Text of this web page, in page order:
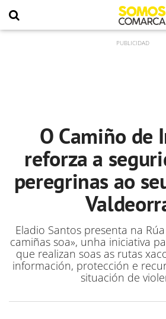
O Camiño de
reforza a
peregrinas ao
Eladio Santos presenta na
camiñas soa», unha iniciativa
que realizan soas as rutas
información, protección e
situación de